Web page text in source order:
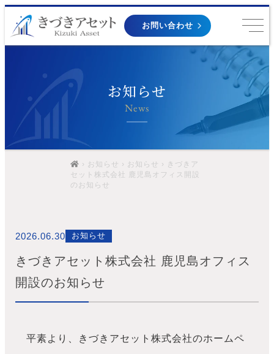
お問い合わせ
お知らせ
News
› お知らせ › お知らせ
› きづきア
セット株式会社 鹿児島オフィス開設
のお知らせ
2026.06.30 お知らせ
きづきアセット株式会社 鹿児島オフィス
開設のお知らせ
平素より、きづきアセット株式会社のホームペ